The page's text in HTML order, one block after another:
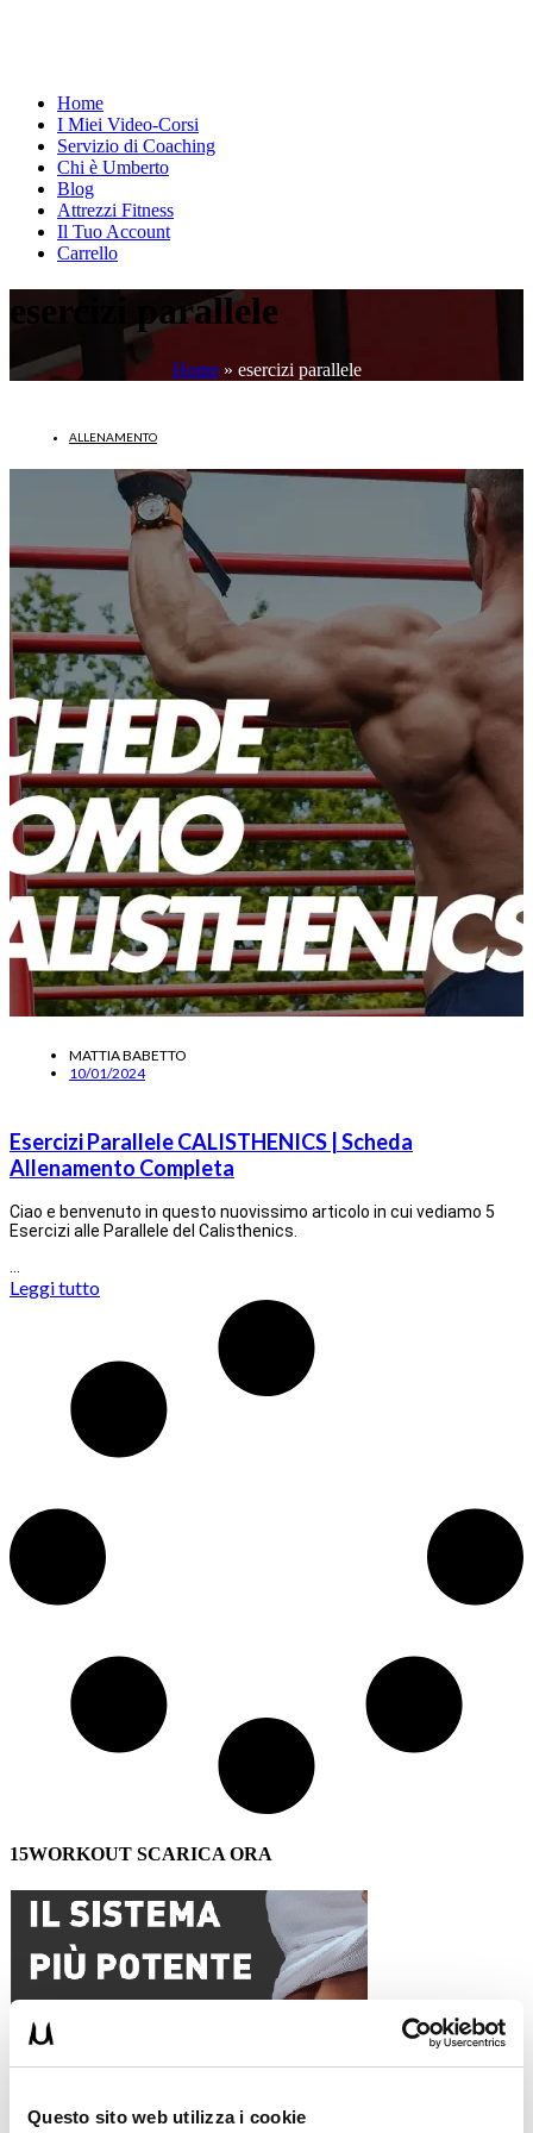
Questo sito web utilizza i cookie
Home
I Miei Video-Corsi
Servizio di Coaching
Chi è Umberto
Blog
Attrezzi Fitness
Il Tuo Account
Carrello
esercizi parallele
Home» esercizi parallele
ALLENAMENTO
MATTIA BABETTO
10/01/2024
Esercizi Parallele CALISTHENICS | Scheda
Allenamento Completa
Ciao e benvenuto in questo nuovissimo articolo in cui vediamo 5
Esercizi alle Parallele del Calisthenics.
Leggi tutto
15WORKOUT SCARICA ORA